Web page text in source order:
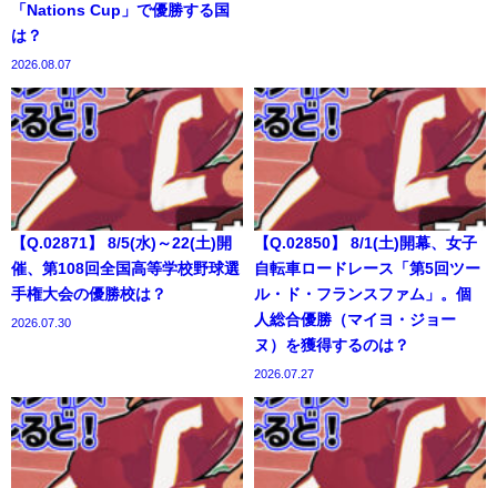
「Nations Cup」で優勝する国
は？
2026.08.07
【Q.02871】 8/5(水)～22(土)開
催、第108回全国高等学校野球選
手権大会の優勝校は？
2026.07.30
【Q.02850】 8/1(土)開幕、女子
自転車ロードレース「第5回ツー
ル・ド・フランスファム」。個
人総合優勝（マイヨ・ジョー
ヌ）を獲得するのは？
2026.07.27